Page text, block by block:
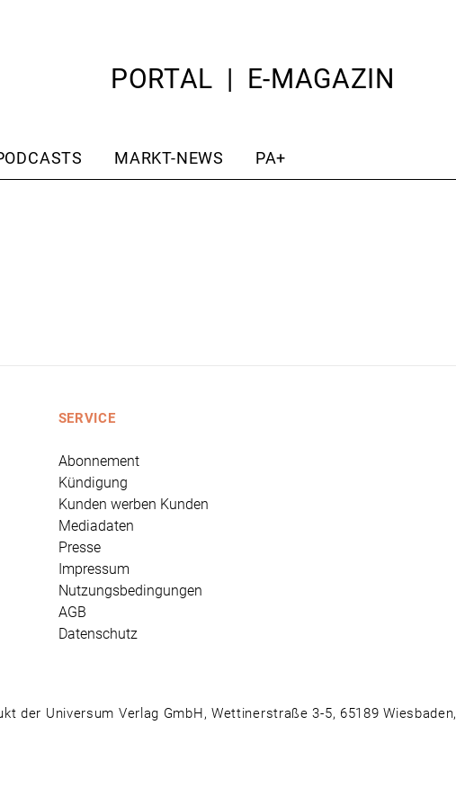
PORTAL E-MAGAZIN
MARKT-NEWS PA+
SERVICE
Abonnement
Kündigung
Kunden werben Kunden
Mediadaten
Presse
Impressum
Nutzungsbedingungen
AGB
Datenschutz
der Universum Verlag GmbH, Wettinerstraße 3-5, 65189 Wiesbaden,